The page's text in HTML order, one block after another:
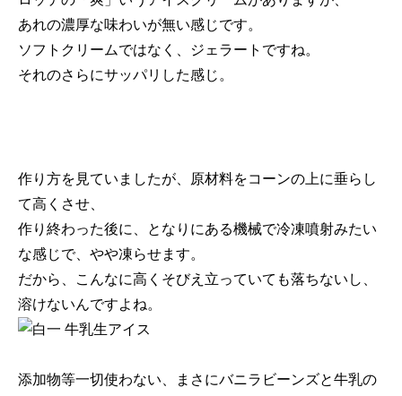
あれの濃厚な味わいが無い感じです。
ソフトクリームではなく、ジェラートですね。
それのさらにサッパリした感じ。
作り方を見ていましたが、原材料をコーンの上に垂らし
て高くさせ、
作り終わった後に、となりにある機械で冷凍噴射みたい
な感じで、やや凍らせます。
だから、こんなに高くそびえ立っていても落ちないし、
溶けないんですよね。
添加物等一切使わない、まさにバニラビーンズと牛乳の